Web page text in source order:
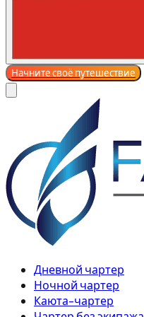
Начните своё путешествие
Дневной чартер
Ночной чартер
Каюта-чартер